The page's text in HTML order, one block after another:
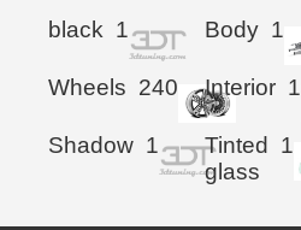
black 1 Body 1
Wheels 240 Interior 1
Shadow 1
Tinted
glass
1